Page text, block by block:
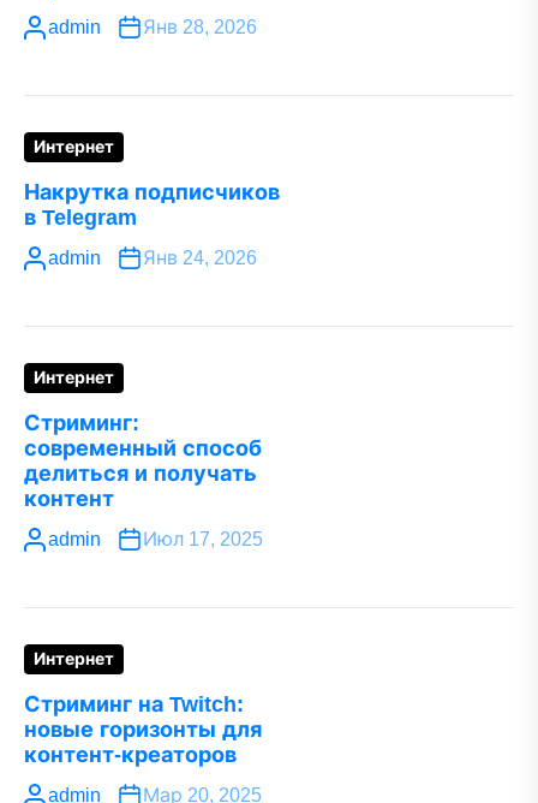
admin Янв 28, 2026
Интернет
Накрутка подписчиков
в Telegram
admin Янв 24, 2026
Интернет
Стриминг:
современный способ
делиться и получать
контент
admin Июл 17, 2025
Интернет
Стриминг на Twitch:
новые горизонты для
контент-креаторов
admin Мар 20, 2025